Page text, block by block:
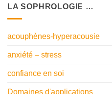
LA SOPHROLOGIE …
acouphènes-hyperacousie
anxiété – stress
confiance en soi
Domaines d'applications